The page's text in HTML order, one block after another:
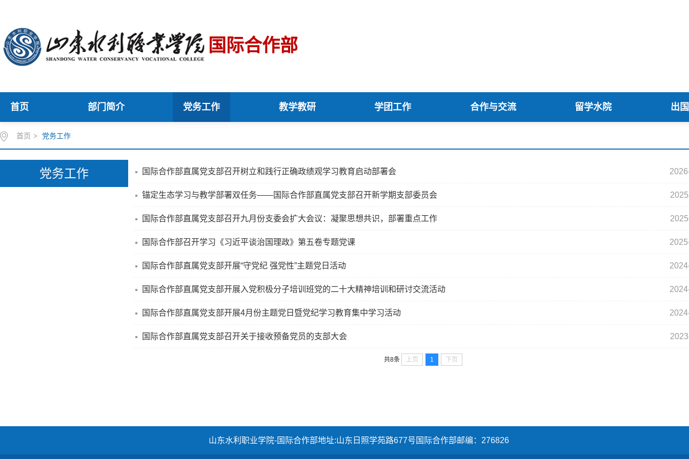
国际合作部
首页 部门简介 党务工作 教学教研 学团工作 合作与交流 留学水院 出
首页 > 党务工作
党务工作 国际合作部直属党支部召开树立和践行正确政绩观学习教育启动部署会
锚定生态学习与教学部署双任务——国际合作部直属党支部召开新学期支部委员会
国际合作部直属党支部召开九月份支委会扩大会议：凝聚思想共识，部署重点工作
国际合作部召开学习《习近平谈治国理政》第五卷专题党课
国际合作部直属党支部开展“守党纪 强党性”主题党日活动
国际合作部直属党支部开展入党积极分子培训班党的二十大精神培训和研讨交流活动
国际合作部直属党支部开展4月份主题党日暨党纪学习教育集中学习活动
国际合作部直属党支部召开关于接收预备党员的支部大会
共8条 上页 1 下页
山东水利职业学院-国际合作部地址:山东日照学苑路677号国际合作部邮编：276826